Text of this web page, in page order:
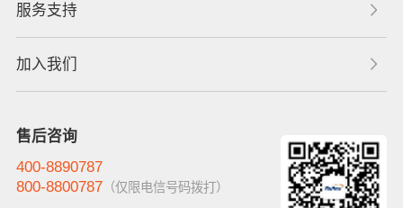
服务支持
加入我们
售后咨询
400-8890787
800-8800787（仅限电信号码拨打）